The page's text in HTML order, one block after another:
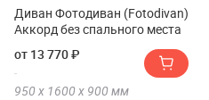
Диван Фотодиван (Fotodivan)
Аккорд без спального места
от 13 770 ₽
950 х 1600 х 900 мм